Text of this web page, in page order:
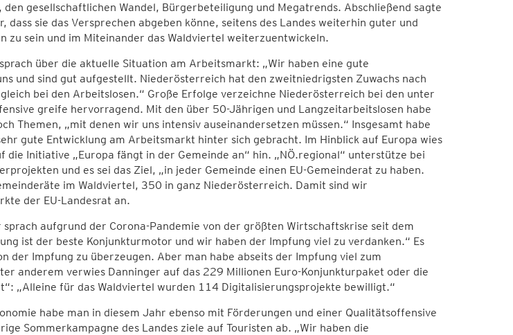
gesellschaftlichen Wandel, Bürgerbeteiligung und Megatrends. Abschließend sagte
dass sie das Versprechen abgeben könne, seitens des Landes weiterhin guter und
zu sein und im Miteinander das Waldviertel weiterzuentwickeln.
über die aktuelle Situation am Arbeitsmarkt: „Wir haben eine gute
und sind gut aufgestellt. Niederösterreich hat den zweitniedrigsten Zuwachs nach
bei den Arbeitslosen.“ Große Erfolge verzeichne Niederösterreich bei den unter
greife hervorragend. Mit den über 50-Jährigen und Langzeitarbeitslosen habe
Themen, „mit denen wir uns intensiv auseinandersetzen müssen.“ Insgesamt habe
gute Entwicklung am Arbeitsmarkt hinter sich gebracht. Im Hinblick auf Europa wies
die Initiative „Europa fängt in der Gemeinde an“ hin. „NÖ.regional“ unterstütze bei
und es sei das Ziel, „in jeder Gemeinde einen EU-Gemeinderat zu haben.
im Waldviertel, 350 in ganz Niederösterreich. Damit sind wir
der EU-Landesrat an.
aufgrund der Corona-Pandemie von der größten Wirtschaftskrise seit dem
ist der beste Konjunkturmotor und wir haben der Impfung viel zu verdanken.“ Es
der Impfung zu überzeugen. Aber man habe abseits der Impfung viel zum
anderem verwies Danninger auf das 229 Millionen Euro-Konjunkturpaket oder die
„Alleine für das Waldviertel wurden 114 Digitalisierungsprojekte bewilligt.“
habe man in diesem Jahr ebenso mit Förderungen und einer Qualitätsoffensive
Sommerkampagne des Landes ziele auf Touristen ab. „Wir haben die